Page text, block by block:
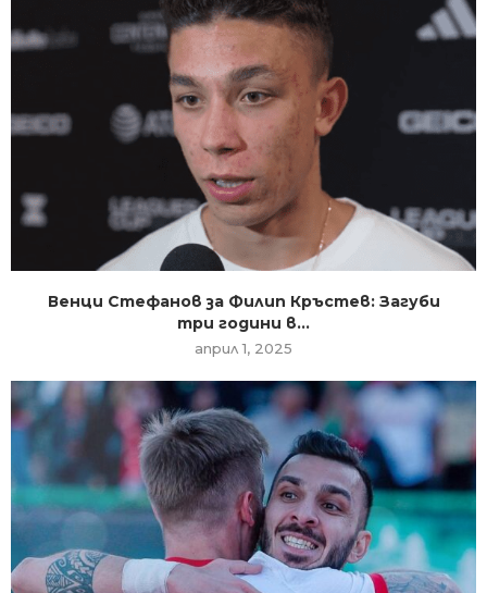
Венци Стефанов за Филип Кръстев: Загуби
три години в...
април 1, 2025